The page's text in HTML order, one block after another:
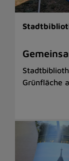
Grünfläche